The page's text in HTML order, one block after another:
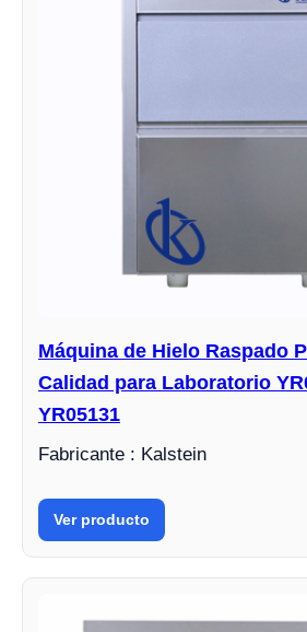
Máquina de Hielo Raspado
Calidad para Laboratorio
YR05131
Fabricante : Kalstein
Ver producto